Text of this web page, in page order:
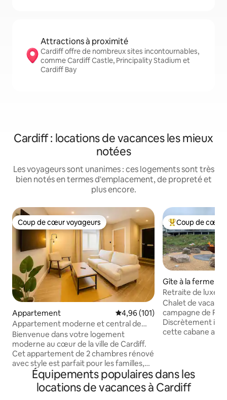
Attractions à proximité
Cardiff offre de nombreux sites incontournables,
comme Cardiff Castle, Principality Stadium et
Cardiff Bay
Cardiff : locations de vacances les mieux
notées
Les voyageurs sont unanimes : ces logements sont très
bien notés en termes d'emplacement, de propreté et
plus encore.
Coup de cœur voyageurs
Coup de cœur voyageurs
Appartement Évaluation moyenne sur la
4,96 (101)
Appartement moderne et central de
2 chambres pour 4 personnes + parking
gratuit
Bienvenue dans votre logement
moderne au cœur de la ville de Cardiff.
Cet appartement de 2 chambres rénové
avec style est parfait pour les familles,
les amis, les entrepreneurs et les
voyageurs d'affaires à la recherche d'un
pied-à-terre confortable au cœur de la
Coups de cœur
Coup de cœur
Gîte à la ferme
Retraite de luxe
Lodge
Chalet de
campagne de
Discrètement
cette cabane a
garantir une nuit
*Nous proposons
séjours dans des
Équipements populaires dans les
locations de vacances à Cardiff